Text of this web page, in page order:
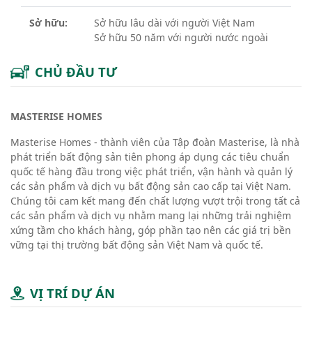
Sở hữu:
Sở hữu lâu dài với người Việt Nam
Sở hữu 50 năm với người nước ngoài
CHỦ ĐẦU TƯ
MASTERISE HOMES
Masterise Homes - thành viên của Tập đoàn Masterise, là nhà
phát triển bất động sản tiên phong áp dụng các tiêu chuẩn
quốc tế hàng đầu trong việc phát triển, vận hành và quản lý
các sản phẩm và dịch vụ bất động sản cao cấp tại Việt Nam.
Chúng tôi cam kết mang đến chất lượng vượt trội trong tất cả
các sản phẩm và dịch vụ nhằm mang lại những trải nghiệm
xứng tầm cho khách hàng, góp phần tạo nên các giá trị bền
vững tại thị trường bất động sản Việt Nam và quốc tế.
VỊ TRÍ DỰ ÁN